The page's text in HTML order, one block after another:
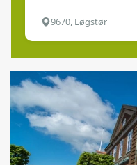
9670, Løgstør